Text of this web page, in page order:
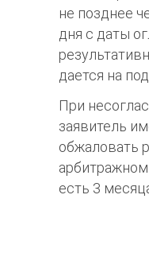
не позднее
дня с даты
дается на
При
заявитель
обжаловать
есть 3